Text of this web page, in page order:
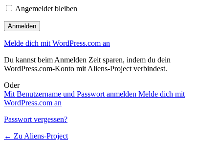
Angemeldet bleiben
Melde dich mit WordPress.com an
Du kannst beim Anmelden Zeit sparen, indem du dein
WordPress.com-Konto mit Aliens-Project verbindest.
Oder
Mit Benutzername und Passwort anmelden Melde dich mit
WordPress.com an
Passwort vergessen?
← Zu Aliens-Project